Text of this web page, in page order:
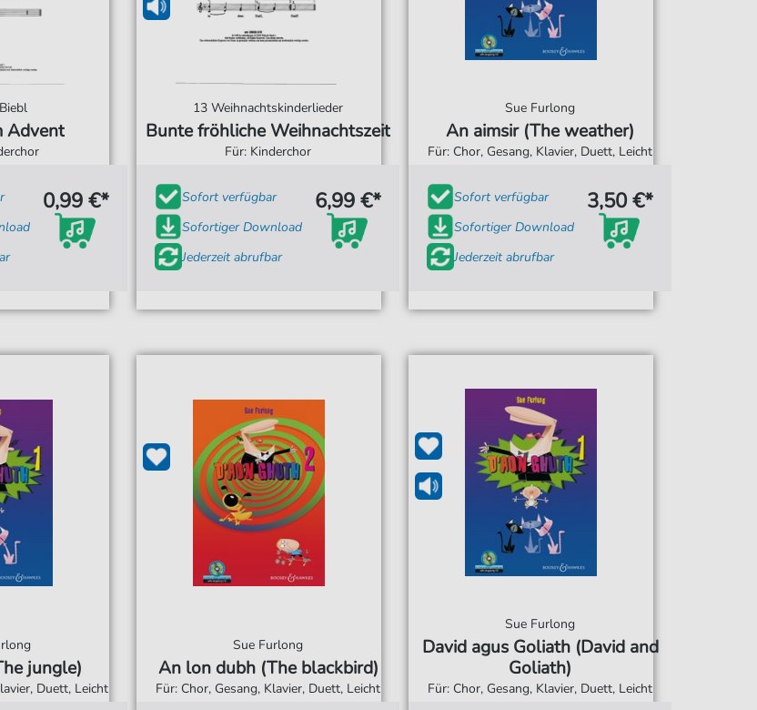
Advent
0,99 €*
13 Weihnachtskinderlieder
Bunte fröhliche Weihnachtszeit
Für: Kinderchor
Sofort verfügbar
Sofortiger Download
Jederzeit abrufbar
6,99 €*
Sue Furlong
An aimsir (The weather)
Für: Chor, Gesang, Klavier, Duett, Leicht
Sofort verfügbar
Sofortiger Download
Jederzeit abrufbar
3,50 €*
jungle)
Duett, Leicht
Sue Furlong
An lon dubh (The blackbird)
Für: Chor, Gesang, Klavier, Duett, Leicht
Sue Furlong
David agus Goliath (David and
Goliath)
Für: Chor, Gesang, Klavier, Duett, Leicht